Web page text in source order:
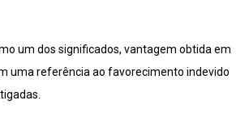
um dos significados, vantagem obtida em
uma referência ao favorecimento indevido